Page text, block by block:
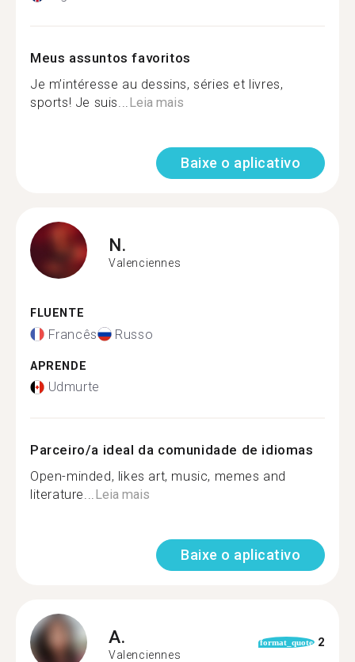
Meus assuntos favoritos
Je m’intéresse au dessins, séries et livres,
sports! Je suis...Leia mais
Baixe o aplicativo
N.
Valenciennes
FLUENTE
Francês Russo
APRENDE
Udmurte
Parceiro/a ideal da comunidade de idiomas
Open-minded, likes art, music, memes and
literature...Leia mais
Baixe o aplicativo
A.
Valenciennes
format_quote 2